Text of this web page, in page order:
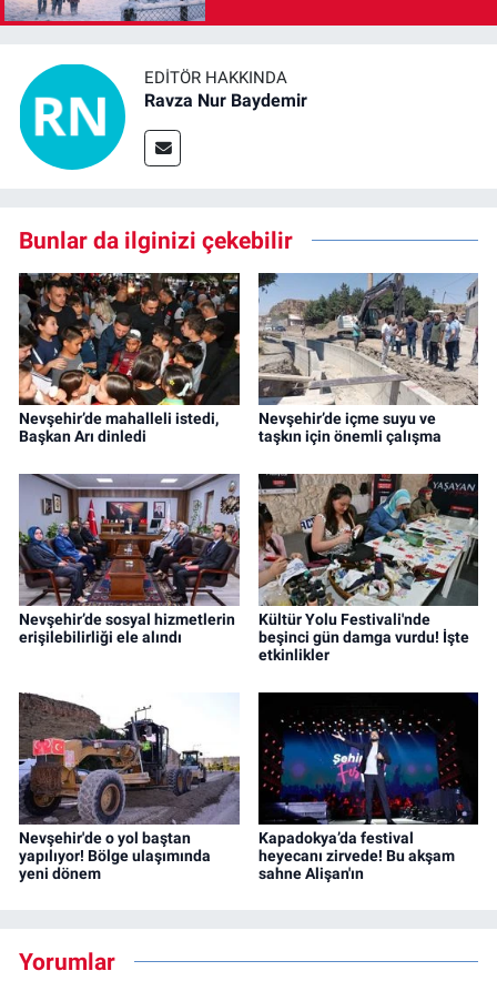
EDITÖR HAKKINDA
Ravza Nur Baydemir
Bunlar da ilginizi çekebilir
Nevşehir’de mahalleli istedi,
Başkan Arı dinledi
Nevşehir’de içme suyu ve
taşkın için önemli çalışma
Nevşehir’de sosyal hizmetlerin
erişilebilirliği ele alındı
Kültür Yolu Festivali'nde
beşinci gün damga vurdu! İşte
etkinlikler
Nevşehir'de o yol baştan
yapılıyor! Bölge ulaşımında
yeni dönem
Kapadokya’da festival
heyecanı zirvede! Bu akşam
sahne Alişan'ın
Yorumlar